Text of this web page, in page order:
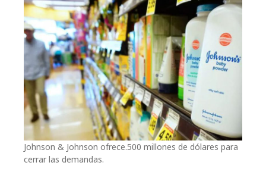
Johnson & Johnson ofrece.500 millones de dólares para
cerrar las demandas.